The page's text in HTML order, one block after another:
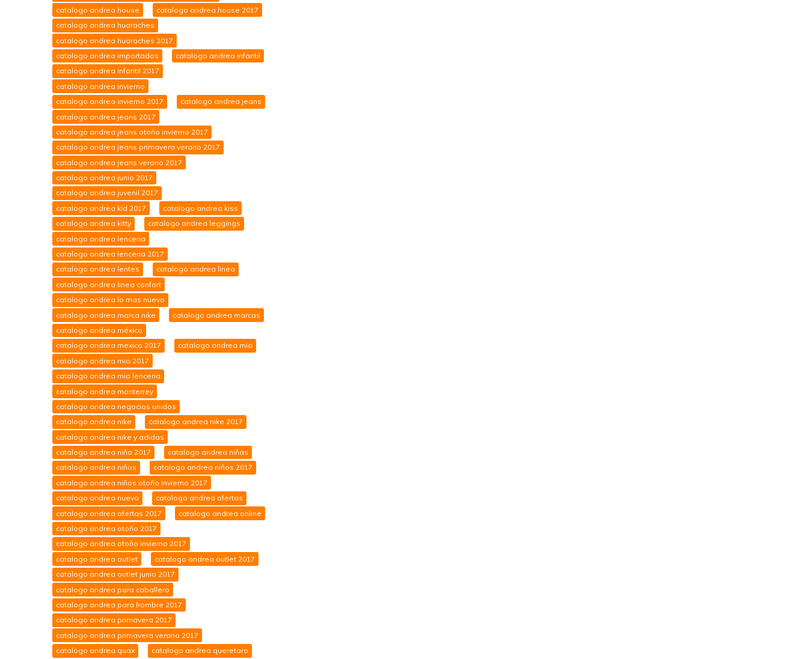
catalogo andrea house
catalogo andrea house 2017
catalogo andrea huaraches
catalogo andrea huaraches 2017
catalogo andrea importados
catalogo andrea infantil
catalogo andrea infantil 2017
catalogo andrea invierno
catalogo andrea invierno 2017
catalogo andrea jeans
catalogo andrea jeans 2017
catalogo andrea jeans otoño invierno 2017
catalogo andrea jeans primavera verano 2017
catalogo andrea jeans verano 2017
catalogo andrea junio 2017
catalogo andrea juvenil 2017
catalogo andrea kid 2017
catalogo andrea kiss
catalogo andrea kitty
catalogo andrea leggings
catalogo andrea lenceria
catalogo andrea lenceria 2017
catalogo andrea lentes
catalogo andrea linea
catalogo andrea linea confort
catalogo andrea lo mas nuevo
catalogo andrea marca nike
catalogo andrea marcas
catalogo andrea méxico
catalogo andrea mexico 2017
catalogo andrea mia
catalogo andrea mia 2017
catalogo andrea mia lenceria
catalogo andrea monterrey
catalogo andrea negocios unidos
catalogo andrea nike
catalogo andrea nike 2017
catalogo andrea nike y adidas
catalogo andrea niña 2017
catalogo andrea niñas
catalogo andrea niños
catalogo andrea niños 2017
catalogo andrea niños otoño invierno 2017
catalogo andrea nuevo
catalogo andrea ofertas
catalogo andrea ofertas 2017
catalogo andrea online
catalogo andrea otoño 2017
catalogo andrea otoño invierno 2017
catalogo andrea outlet
catalogo andrea outlet 2017
catalogo andrea outlet junio 2017
catalogo andrea para caballero
catalogo andrea para hombre 2017
catalogo andrea primavera 2017
catalogo andrea primavera verano 2017
catalogo andrea quax
catalogo andrea queretaro